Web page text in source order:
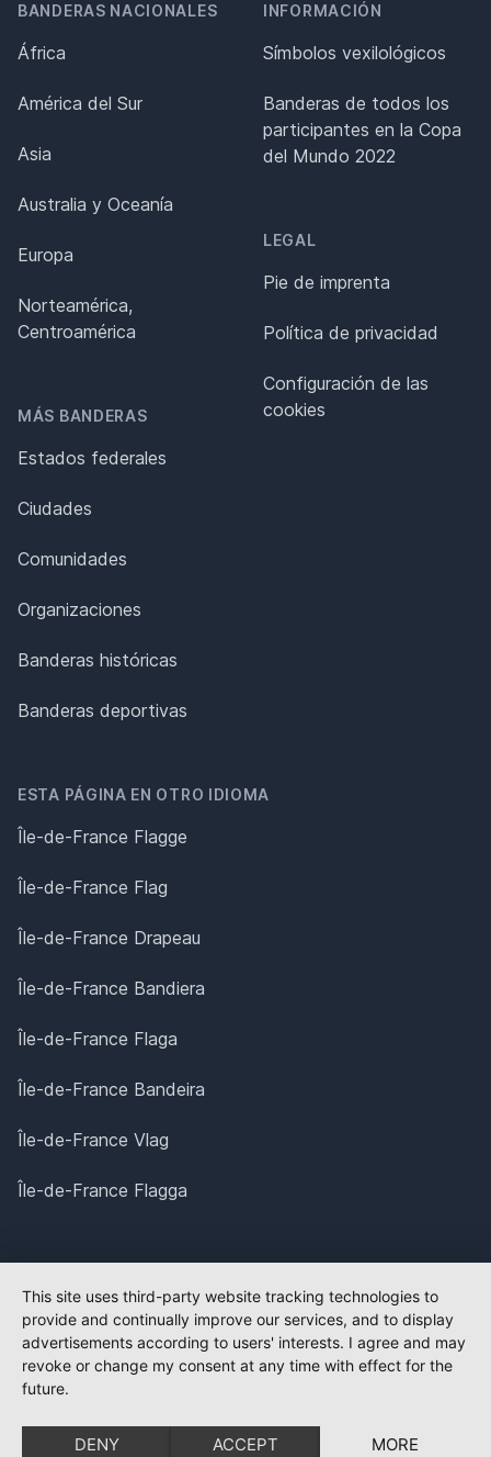
BANDERAS NACIONALES
África
América del Sur
Asia
Australia y Oceanía
Europa
Norteamérica,
Centroamérica
MÁS BANDERAS
Estados federales
Ciudades
Comunidades
Organizaciones
Banderas históricas
Banderas deportivas
INFORMACIÓN
Símbolos vexilológicos
Banderas de todos los
participantes en la Copa
del Mundo 2022
LEGAL
Pie de imprenta
Política de privacidad
Configuración de las
cookies
ESTA PÁGINA EN OTRO IDIOMA
Île-de-France Flagge
Île-de-France Flag
Île-de-France Drapeau
Île-de-France Bandiera
Île-de-France Flaga
Île-de-France Bandeira
Île-de-France Vlag
Île-de-France Flagga
This site uses third-party website tracking technologies to
provide and continually improve our services, and to display
advertisements according to users' interests. I agree and may
revoke or change my consent at any time with effect for the
future.
DENY ACCEPT MORE